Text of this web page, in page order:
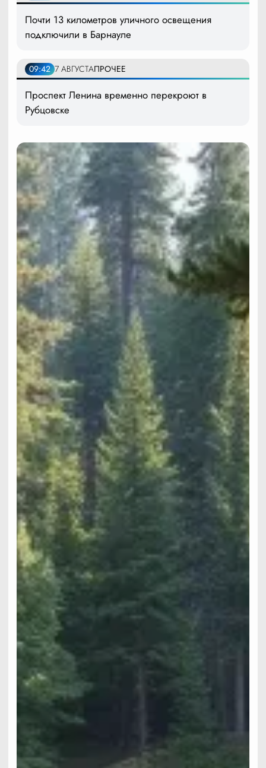
Почти 13 километров уличного освещения
подключили в Барнауле
09:42 7 АВГУСТАПРОЧЕЕ
Проспект Ленина временно перекроют в
Рубцовске